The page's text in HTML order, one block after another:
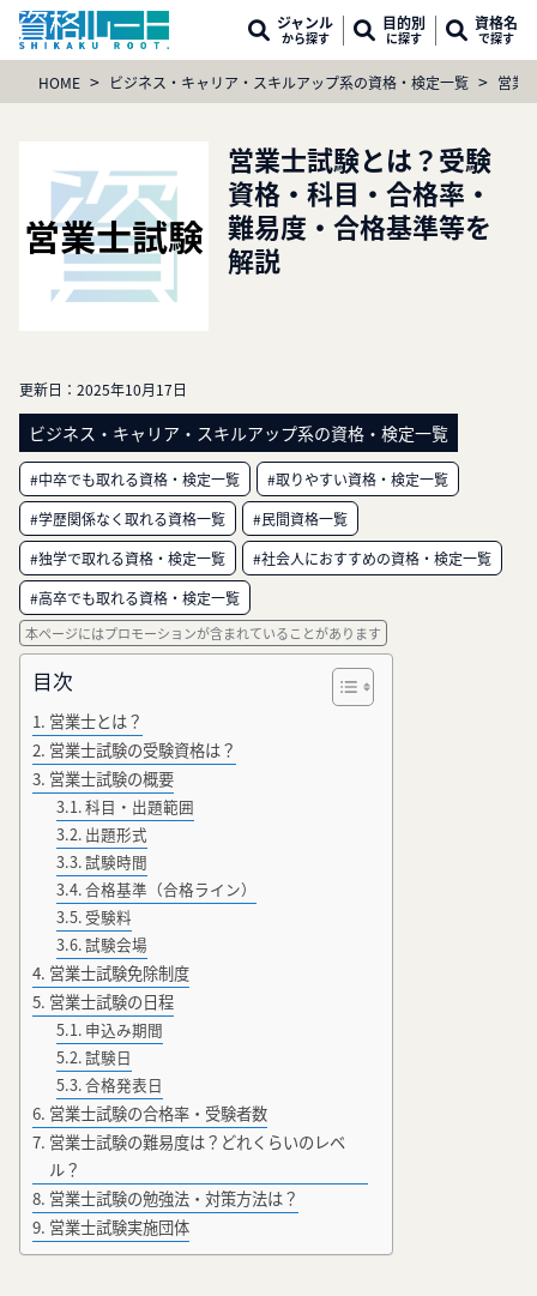
ジャンル
から探す
目的別
に探す
資格名
で探す
HOME > ビジネス・キャリア・スキルアップ系の資格・検定一覧 > 営業
営業士試験とは？受験
資格・科目・合格率・
難易度・合格基準等を
解説
更新日： 2025年10月17日
ビジネス・キャリア・スキルアップ系の資格・検定一覧
#中卒でも取れる資格・検定一覧
#取りやすい資格・検定一覧
#学歴関係なく取れる資格一覧
#民間資格一覧
#独学で取れる資格・検定一覧
#社会人におすすめの資格・検定一覧
#高卒でも取れる資格・検定一覧
本ページにはプロモーションが含まれていることがあります
目次
営業士とは？
営業士試験の受験資格は？
営業士試験の概要
科目・出題範囲
出題形式
試験時間
合格基準（合格ライン）
受験料
試験会場
営業士試験免除制度
営業士試験の日程
申込み期間
試験日
合格発表日
営業士試験の合格率・受験者数
営業士試験の難易度は？どれくらいのレベ
ル？
営業士試験の勉強法・対策方法は？
営業士試験実施団体